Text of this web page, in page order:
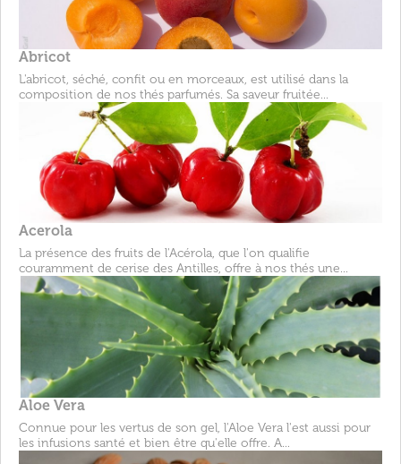
Abricot
L'abricot, séché, confit ou en morceaux, est utilisé dans la
composition de nos thés parfumés. Sa saveur fruitée...
Acerola
La présence des fruits de l'Acérola, que l'on qualifie
couramment de cerise des Antilles, offre à nos thés une...
Aloe Vera
Connue pour les vertus de son gel, l'Aloe Vera l'est aussi pour
les infusions santé et bien être qu'elle offre. A...